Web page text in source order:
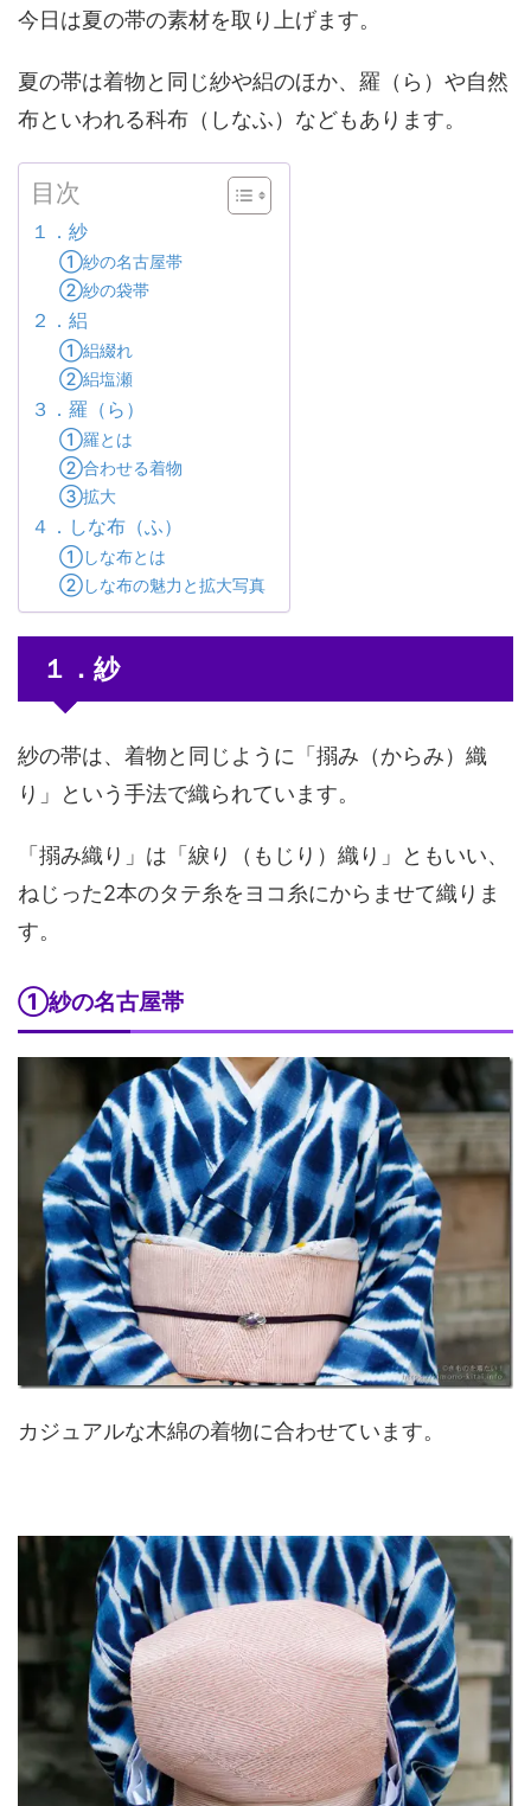
今日は夏の帯の素材を取り上げます。
夏の帯は着物と同じ紗や絽のほか、羅（ら）や自然
布といわれる科布（しなふ）などもあります。
目次
１．紗
①紗の名古屋帯
②紗の袋帯
２．絽
①絽綴れ
②絽塩瀬
３．羅（ら）
①羅とは
②合わせる着物
③拡大
４．しな布（ふ）
①しな布とは
②しな布の魅力と拡大写真
１．紗
紗の帯は、着物と同じように「搦み（からみ）織
り」という手法で織られています。
「搦み織り」は「綟り（もじり）織り」ともいい、
ねじった2本のタテ糸をヨコ糸にからませて織りま
す。
①紗の名古屋帯
カジュアルな木綿の着物に合わせています。